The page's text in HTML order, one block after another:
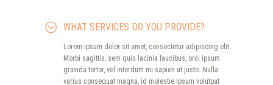
WHAT SERVICES DO YOU PROVIDE?
Lorem ipsum dolor sit amet, consectetur adipiscing elit.
Morbi sagittis, sem quis lacinia faucibus, orci ipsum
gravida tortor, vel interdum mi sapien ut justo. Nulla
varius consequat magna, id molestie ipsum volutpat